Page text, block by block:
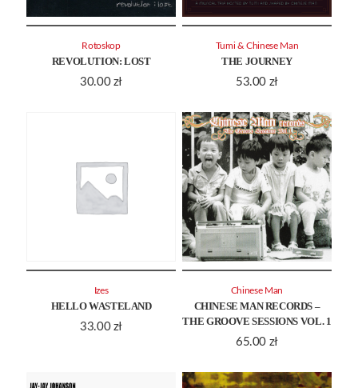
REVOLUTION: LOST
30.00 zł
Rotoskop
THE JOURNEY
53.00 zł
Tumi & Chinese Man
HELLO WASTELAND
33.00 zł
Izes
CHINESE MAN RECORDS –
THE GROOVE SESSIONS VOL. 1
65.00 zł
Chinese Man